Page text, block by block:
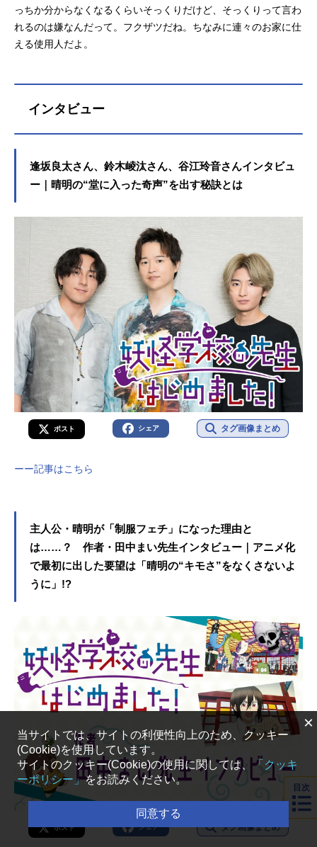
っちか分からなくなるくらいそっくりだけど、そっくりって言わ
れるのは嫌なんだって。フクザツだね。ちなみに連々のお家に仕
える使用人だよ。
インタビュー
逢坂良太さん、鈴木崚汰さん、谷江玲音さんインタビュ
ー｜晴明の“堂に入った奇声”を出す秘訣とは
ポスト シェア タグ画像まとめ
ーー記事はこちら
主人公・晴明が「制服フェチ」になった理由と
は……？ 作者・田中まい先生インタビュー｜アニメ化
で最初に出した要望は「晴明の“キモさ”をなくさないよ
うに」!?
ポスト シェア タグ画像まとめ
目次
×
当サイトでは、サイトの利便性向上のため、クッキー
(Cookie)を使用しています。
サイトのクッキー(Cookie)の使用に関しては、 「クッキ
ーポリシー」をお読みください。
同意する